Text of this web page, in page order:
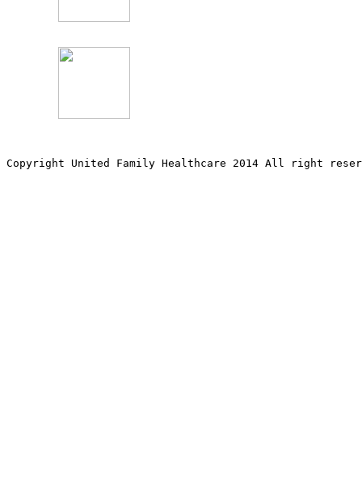
Copyright United Family Healthcare 2014 All right